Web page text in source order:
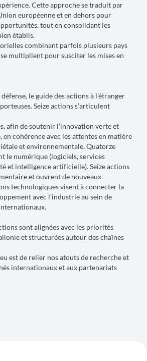
Cette approche se traduit par
européenne et en dehors pour
tout en consolidant les
établis.
combinant parfois plusieurs pays
multiplient pour susciter les mises en
le guide des actions à l’étranger
Seize actions s’articulent
afin de soutenir l’innovation verte et
en cohérence avec les attentes en matière
et environnementale. Quatorze
le numérique (logiciels, services
et intelligence artificielle). Seize actions
et ouvrent de nouveaux
technologiques visent à connecter la
avec l’industrie au sein de
sont alignées avec les priorités
et structurées autour des chaînes
est de relier nos atouts de recherche et
internationaux et aux partenariats